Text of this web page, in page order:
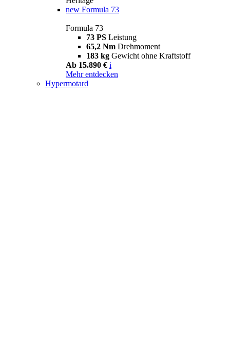
new Formula 73
Formula 73
73 PS Leistung
65,2 Nm Drehmoment
183 kg Gewicht ohne Kraftstoff
Ab 15.890 € i
Mehr entdecken
Hypermotard